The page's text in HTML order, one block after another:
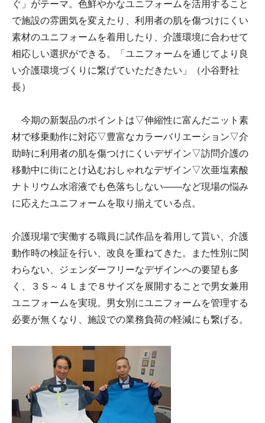
ぐ」がテーマ。色鮮やかなユニフォームを活用すること
で施設の雰囲気を変えたり、利用者の肌を傷つけにくい
素材のユニフォームを着用したり、介護環境に合わせて
相応しい選択ができる。「ユニフォームを通じてより良
い介護環境づくりに繋げていただきたい」（小谷野社
長）
今期の新製品のポイントは▽伸縮性に富んだニット素
材で移乗動作に対応▽豊富なカラーバリエーション▽介
助時に利用者の肌を傷つけにくいデザイン▽訪問介護の
移動中に街にとけ込むおしゃれなデザイン▽次亜塩素酸
ナトリウム水溶液でも色落ちしない――など現場の悩み
に応えたユニフォームを取り揃えている点。
介護現場で実働する職員に試作品を着用して貰い、介護
動作時の検証を行い、改良を重ねてきた。また性別に関
わらない、ジェンダーフリーなデザインへの要望も多
く、３Ｓ～４Ｌまで８サイズを展開することで男女兼用
ユニフォームを実現。男女別にユニフォームを管理する
必要が無くなり、施設での業務負荷の軽減にも繋げる。